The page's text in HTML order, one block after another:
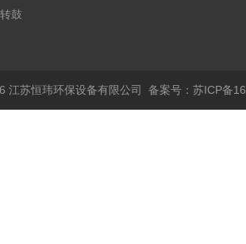
鼓
江苏恒玮环保设备有限公司 备案号：苏ICP备